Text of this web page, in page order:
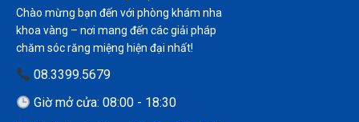
Chào mừng bạn đến với phòng khám nha
khoa vàng – nơi mang đến các giải pháp
chăm sóc răng miệng hiện đại nhất!
08.3399.5679
Giờ mở cửa: 08:00 - 18:30